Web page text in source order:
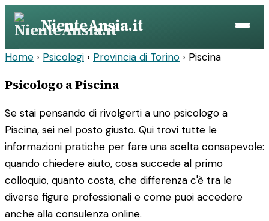
Vai
contenuto
NienteAnsia.it
Home › Psicologi › Provincia di Torino › Piscina
Psicologo a Piscina
Se stai pensando di rivolgerti a uno psicologo a
Piscina, sei nel posto giusto. Qui trovi tutte le
informazioni pratiche per fare una scelta consapevole:
quando chiedere aiuto, cosa succede al primo
colloquio, quanto costa, che differenza c'è tra le
diverse figure professionali e come puoi accedere
anche alla consulenza online.